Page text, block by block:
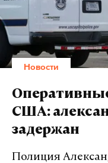
Нацбанк пояснил,
учитываются в
балансе ведомства.
использоваться
соответствующих
качестве
пополнения
Ранее в
и национальные
Новости
США:
задержан
Полиция